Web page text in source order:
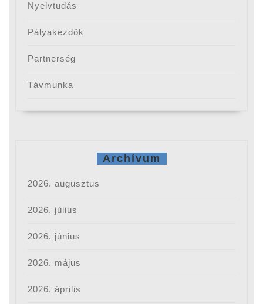
Nyelvtudás
Pályakezdők
Partnerség
Távmunka
Archívum
2026. augusztus
2026. július
2026. június
2026. május
2026. április